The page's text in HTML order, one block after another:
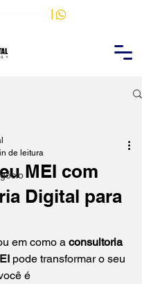
|
MEI com
Digital para
de leitura
em como a consultoria
pode transformar o seu
é